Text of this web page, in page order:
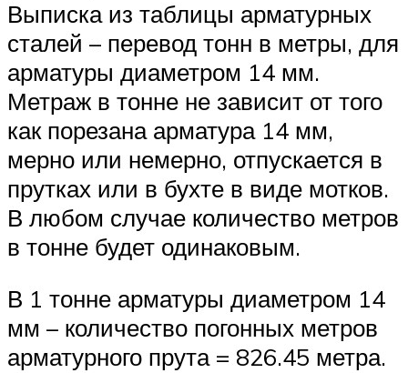
Выписка из таблицы арматурных
сталей – перевод тонн в метры, для
арматуры диаметром 14 мм.
Метраж в тонне не зависит от того
как порезана арматура 14 мм,
мерно или немерно, отпускается в
прутках или в бухте в виде мотков.
В любом случае количество метров
в тонне будет одинаковым.
В 1 тонне арматуры диаметром 14
мм – количество погонных метров
арматурного прута = 826.45 метра.